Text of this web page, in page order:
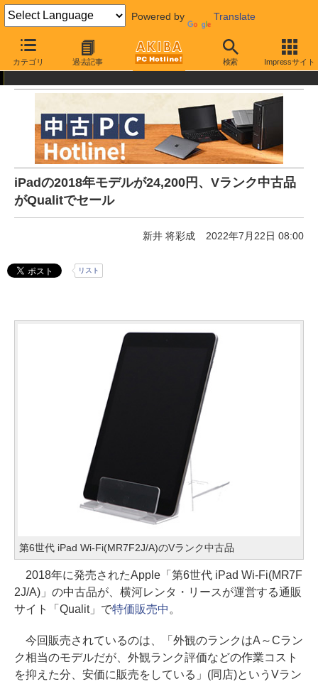
Powered by Translate
カテゴリ 過去記事 検索 Impressサイト
AKIBA PC Hotline! 中古・リユース品 中古パソコン
iPadの2018年モデルが24,200円、Vランク中古品
がQualitでセール
新井 将彩成 2022年7月22日 08:00
リスト
第6世代 iPad Wi-Fi(MR7F2J/A)のVランク中古品
2018年に発売されたApple「第6世代 iPad Wi-Fi(MR7F
2J/A)」の中古品が、横河レンタ・リースが運営する通販
サイト「Qualit」で特価販売中 。
今回販売されているのは、「外観のランクはA～Cラン
ク相当のモデルだが、外観ランク評価などの作業コスト
を抑えた分、安価に販売をしている」(同店)というVラン